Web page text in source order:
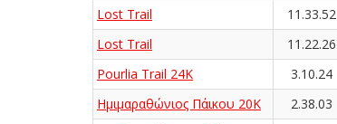
Lost Trail
11.33.52
Lost Trail
11.22.26
Pourlia Trail 24K
3.10.24
Ημιμαραθώνιος Πάικου 20Κ
2.38.03